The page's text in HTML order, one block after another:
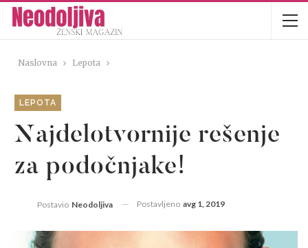
Naslovna Lepota
LEPOTA
Najdelotvornije rešenje
za podočnjake!
Postavio Neodoljiva Postavljeno avg 1, 2019